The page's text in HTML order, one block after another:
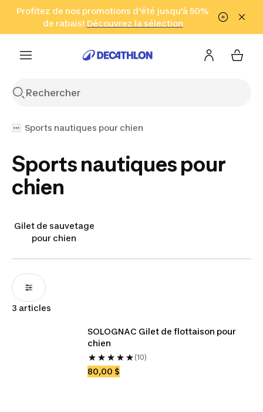
Aller à la recherche Aller au contenu Aller au pied de
Profitez de nos promotions d'été jusqu'à 50%
de rabais! Découvrez la sélection
Cliquez ici
en seulement 2 h!
(Zones sélectionnées)
Sports nautiques pour chien
Sports nautiques pour
chien
Gilet de sauvetage
pour chien
3 articles
SOLOGNAC Gilet de flottaison pour
chien
(10)
80,00 $